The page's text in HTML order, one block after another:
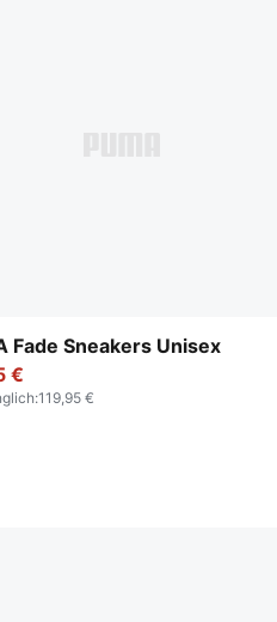
Fade Sneakers Unisex
€
:119,95 €